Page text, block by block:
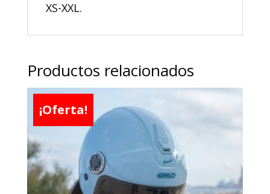
XS-XXL.
Productos relacionados
¡Oferta!